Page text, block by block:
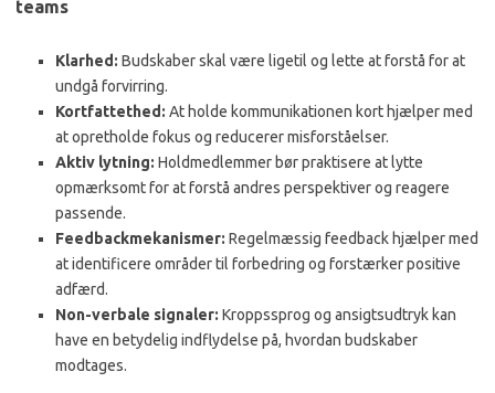
teams
Klarhed: Budskaber skal være ligetil og lette at forstå for at
undgå forvirring.
Kortfattethed: At holde kommunikationen kort hjælper med
at opretholde fokus og reducerer misforståelser.
Aktiv lytning: Holdmedlemmer bør praktisere at lytte
opmærksomt for at forstå andres perspektiver og reagere
passende.
Feedbackmekanismer: Regelmæssig feedback hjælper med
at identificere områder til forbedring og forstærker positive
adfærd.
Non-verbale signaler: Kroppssprog og ansigtsudtryk kan
have en betydelig indflydelse på, hvordan budskaber
modtages.